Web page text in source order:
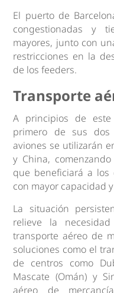
El puerto de
congestionadas y
mayores, junto con
restricciones en la
de los feeders.
Transporte
A principios de
primero de sus dos
aviones se utilizarán
y China,
que beneficiará a los
con mayor capacidad
La situación
relieve la
transporte aéreo de
soluciones como el
de centros como
Mascate (Omán) y
aéreo de